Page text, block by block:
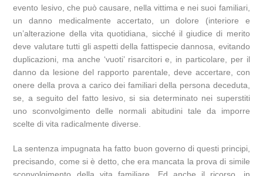
evento lesivo, che può causare, nella vittima e nei suoi familiari,
un danno medicalmente accertato, un dolore (interiore e
un’alterazione della vita quotidiana, sicché il giudice di merito
deve valutare tutti gli aspetti della fattispecie dannosa, evitando
duplicazioni, ma anche ‘vuoti’ risarcitori e, in particolare, per il
danno da lesione del rapporto parentale, deve accertare, con
onere della prova a carico dei familiari della persona deceduta,
se, a seguito del fatto lesivo, si sia determinato nei superstiti
uno sconvolgimento delle normali abitudini tale da imporre
scelte di vita radicalmente diverse.
La sentenza impugnata ha fatto buon governo di questi principi,
precisando, come si è detto, che era mancata la prova di simile